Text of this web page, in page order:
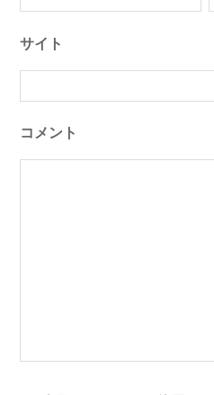
サイト
コメント